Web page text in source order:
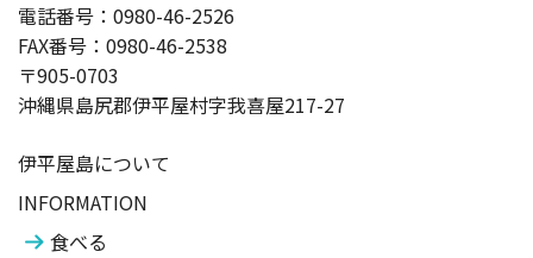
電話番号：0980-46-2526
FAX番号：0980-46-2538
〒905-0703
沖縄県島尻郡伊平屋村字我喜屋217-27
伊平屋島について
INFORMATION
食べる